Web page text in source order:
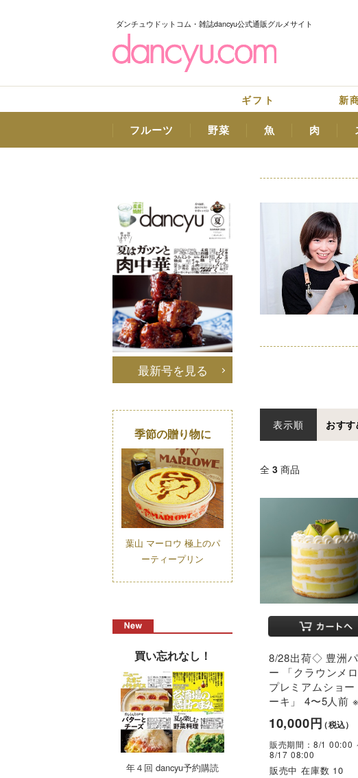
ダンチュウドットコム・雑誌dancyu公式通販グルメサイト
ギフト 新
フルーツ 野菜 魚 肉
表示順 おす
全 3 商品
8/28出荷◇ 豊洲
ー 「クラウンメ
プレミアムショー
ーキ」 4〜5人前
10,000円（税込）
販売期間：8/1 00:00
8/17 08:00
販売中 在庫数 10
最新号を見る
季節の贈り物に
葉山 マーロウ 極上のパ
ーティープリン
買い忘れなし！
年４回 dancyu予約購読